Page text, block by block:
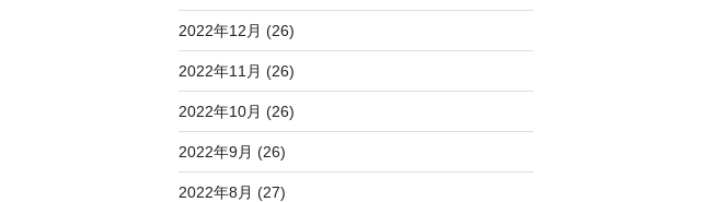
2022年12月 (26)
2022年11月 (26)
2022年10月 (26)
2022年9月 (26)
2022年8月 (27)